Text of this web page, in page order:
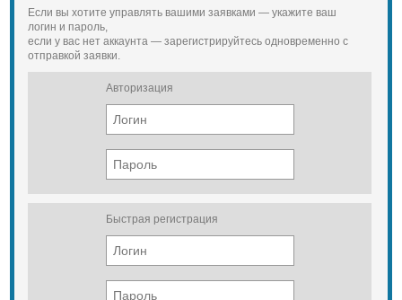
Если вы хотите управлять вашими заявками — укажите ваш
логин и пароль,
если у вас нет аккаунта — зарегистрируйтесь одновременно с
отправкой заявки.
Авторизация
Быстрая регистрация